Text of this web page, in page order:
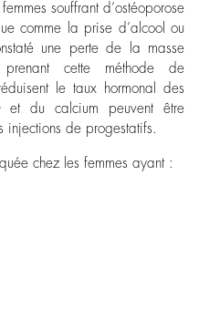
souffrant d’ostéoporose
comme la prise d’alcool ou
une perte de la masse
cette méthode de
le taux hormonal des
du calcium peuvent être
injections de progestatifs.
chez les femmes ayant :